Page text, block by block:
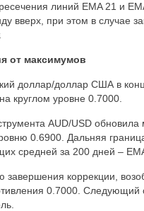
линий EMA 21 и
вверх, при этом в случае
от максимумов
доллар/доллар США в
круглом уровне 0.7000.
AUD/USD
0.6900. Дальняя
средней за 200 дней –
коррекции,
0.7000.